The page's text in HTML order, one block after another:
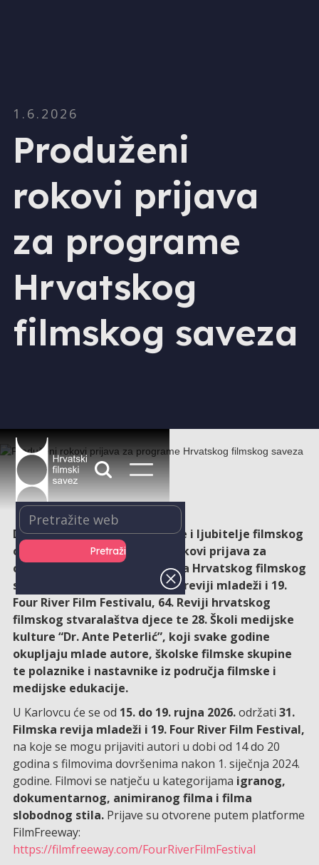
1.6.2026
Produženi
rokovi prijava
za programe
Hrvatskog
filmskog saveza
Dobre vijesti za mlade filmaše i ljubitelje filmskog
obrazovanja - produženi su rokovi prijava za
ovogodišnja izdanja programa Hrvatskog filmskog
saveza! Riječ je o 31. Filmskoj reviji mladeži i 19.
Four River Film Festivalu, 64. Reviji hrvatskog
filmskog stvaralaštva djece te 28. Školi medijske
kulture “Dr. Ante Peterlić”, koji svake godine
okupljaju mlade autore, školske filmske skupine
te polaznike i nastavnike iz područja filmske i
medijske edukacije.
U Karlovcu će se od 15. do 19. rujna 2026.održati 31.
Filmska revija mladeži i 19. Four River Film Festival,
na koje se mogu prijaviti autori u dobi od 14 do 20
godina s filmovima dovršenima nakon 1. siječnja 2024.
godine. Filmovi se natječu u kategorijama igranog,
dokumentarnog, animiranog filma i filma
slobodnog stila. Prijave su otvorene putem platforme
FilmFreeway:
https://filmfreeway.com/FourRiverFilmFestival